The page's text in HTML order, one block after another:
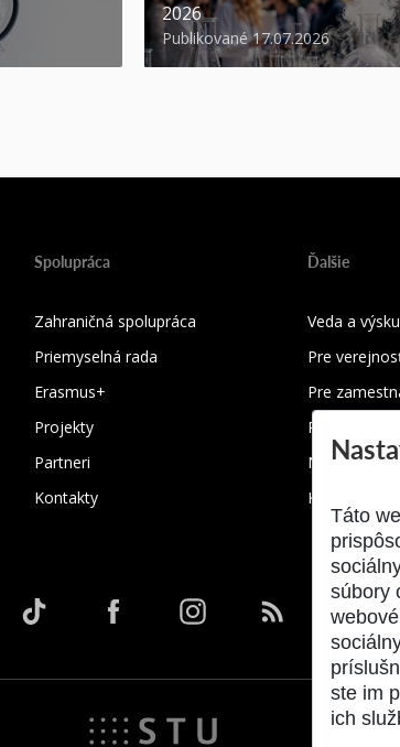
2026
Publikované 17.07.2026
Spolupráca
Zahraničná spolupráca
Priemyselná rada
Erasmus+
Projekty
Partneri
Kontakty
Ďalšie
Veda a
Pre
Pre
Pre
Nadácia pre
Kontakty
Táto
súbory
ste im
ich